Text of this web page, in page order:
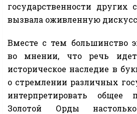
государственности других
вызвала оживленную
Вместе с тем большинство
во мнении, что речь
историческое наследие в
о стремлении различных
интерпретировать общее
Золотой Орды